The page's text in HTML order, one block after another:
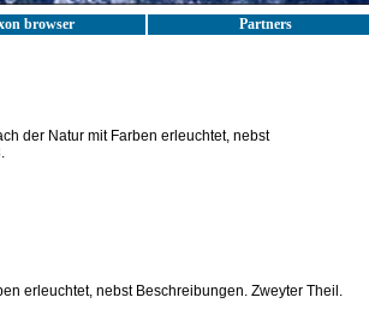
browser Partners
der Natur mit Farben erleuchtet, nebst
erleuchtet, nebst Beschreibungen. Zweyter Theil.